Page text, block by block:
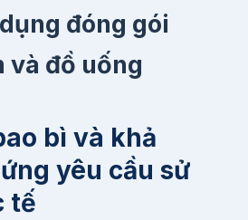
đóng gói
và đồ uống
bì và khả
yêu cầu sử
tế